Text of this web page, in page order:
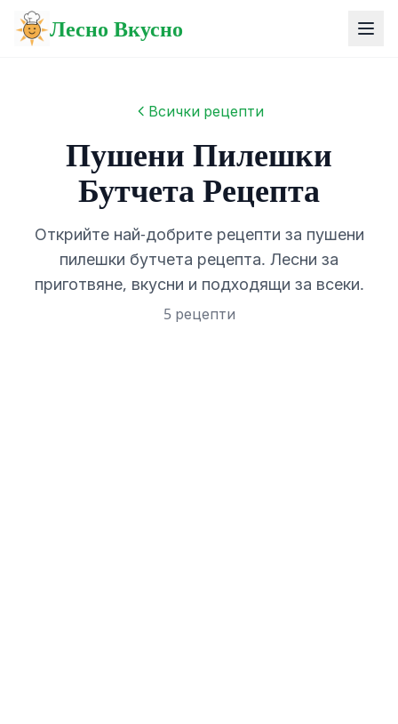
Лесно Вкусно
Всички рецепти
Пушени Пилешки
Бутчета Рецепта
Открийте най-добрите рецепти за пушени
пилешки бутчета рецепта. Лесни за
приготвяне, вкусни и подходящи за всеки.
5 рецепти